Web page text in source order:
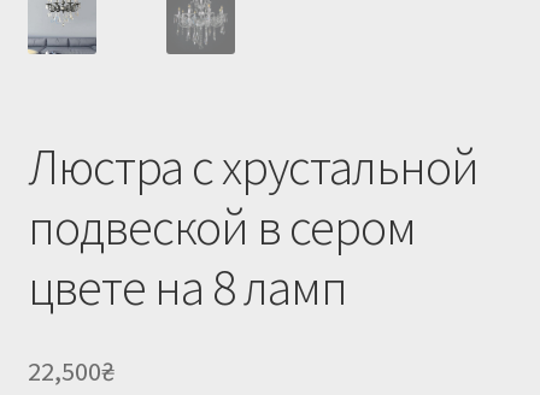
Люстра с хрустальной
подвеской в сером
цвете на 8 ламп
22,500₴